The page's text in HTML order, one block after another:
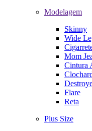
Modelagem
Skinny
Wide
Mom
Cintura
Flare
Reta
Plus Size